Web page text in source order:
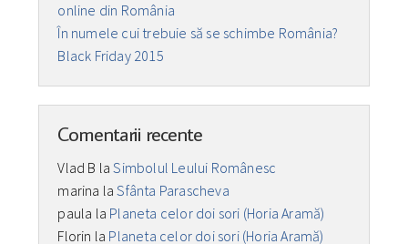
online din România
În numele cui trebuie să se schimbe România?
Black Friday 2015
Comentarii recente
Vlad B laSimbolul Leului Românesc
marina laSfânta Parascheva
paula la Planeta celor doi sori (Horia Aramă)
Florin la Planeta celor doi sori (Horia Aramă)